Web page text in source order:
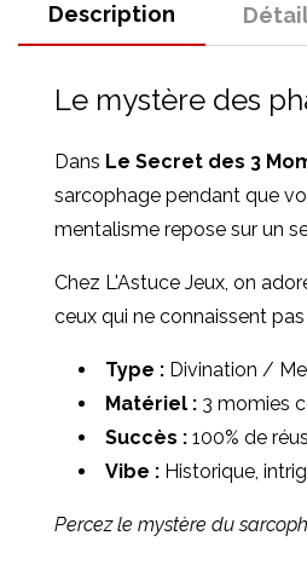
Description
Le mystère des
Dans Le Secret des 3
sarcophage pendant que
mentalisme repose sur un
Chez L'Astuce Jeux, on
ceux qui ne connaissent
Type : Divination /
Matériel : 3 momies
Succès : 100% de
Vibe : Historique,
Percez le mystère du